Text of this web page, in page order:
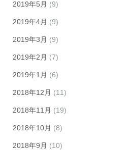
2019年5月 (9)
2019年4月 (9)
2019年3月 (9)
2019年2月 (7)
2019年1月 (6)
2018年12月 (11)
2018年11月 (19)
2018年10月 (8)
2018年9月 (10)